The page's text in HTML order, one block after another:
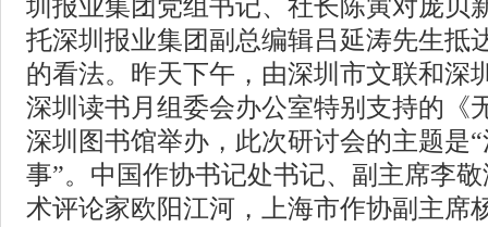
圳报业集团党组书记、社长陈寅对庞贝
托深圳报业集团副总编辑吕延涛先生抵
的看法。昨天下午，由深圳市文联和深
深圳读书月组委会办公室特别支持的《
深圳图书馆举办，此次研讨会的主题是
事”。中国作协书记处书记、副主席李
术评论家欧阳江河，上海市作协副主席